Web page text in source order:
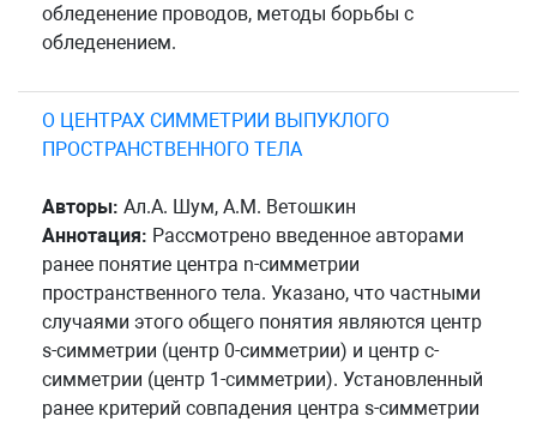
обледенение проводов, методы борьбы с
обледенением.
О ЦЕНТРАХ СИММЕТРИИ ВЫПУКЛОГО
ПРОСТРАНСТВЕННОГО ТЕЛА
Авторы: Ал.А. Шум, А.М. Ветошкин
Аннотация: Рассмотрено введенное авторами
ранее понятие центра n-симметрии
пространственного тела. Указано, что частными
случаями этого общего понятия являются центр
s-симметрии (центр 0-симметрии) и центр c-
симметрии (центр 1-симметрии). Установленный
ранее критерий совпадения центра s-симметрии